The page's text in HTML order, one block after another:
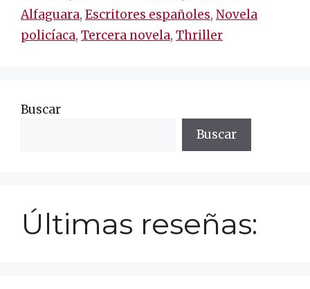
Alfaguara, Escritores españoles, Novela
policíaca, Tercera novela, Thriller
Buscar
Buscar
Últimas reseñas: